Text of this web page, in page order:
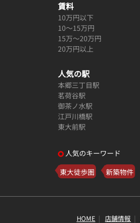
賃料
10万円以下
10～15万円
15万～20万円
20万円以上
人気の駅
本郷三丁目駅
茗荷谷駅
御茶ノ水駅
江戸川橋駅
東大前駅
人気のキーワード
東大徒歩圏
新築物件
HOME 店舗情報